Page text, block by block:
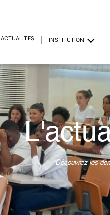
ACTUALITÉS INSTITUTION
Découvrez les